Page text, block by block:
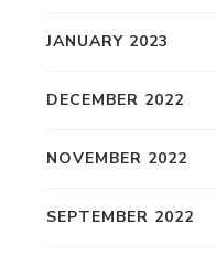
JANUARY 2023
DECEMBER 2022
NOVEMBER 2022
SEPTEMBER 2022